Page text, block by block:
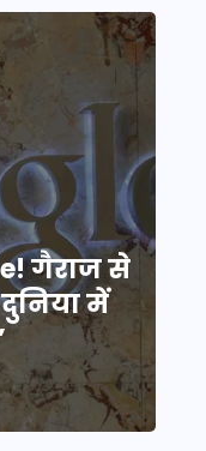
गैराज से
में